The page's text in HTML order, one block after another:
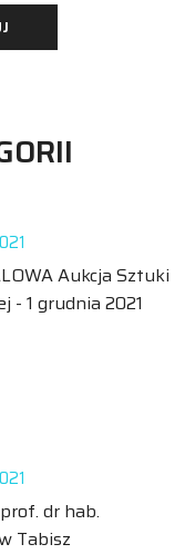
Aukcja Sztuki
- 1 grudnia 2021
dr hab.
Tabisz